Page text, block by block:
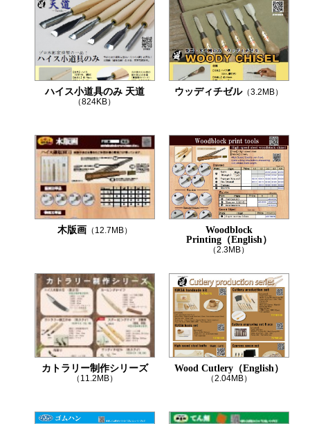
ハイス小道具のみ 天道
（824KB）
ウッディチゼル（3.2MB）
木版画（12.7MB）
Woodblock
Printing（English）
（2.3MB）
カトラリー制作シリーズ
（11.2MB）
Wood Cutlery（English）
（2.04MB）